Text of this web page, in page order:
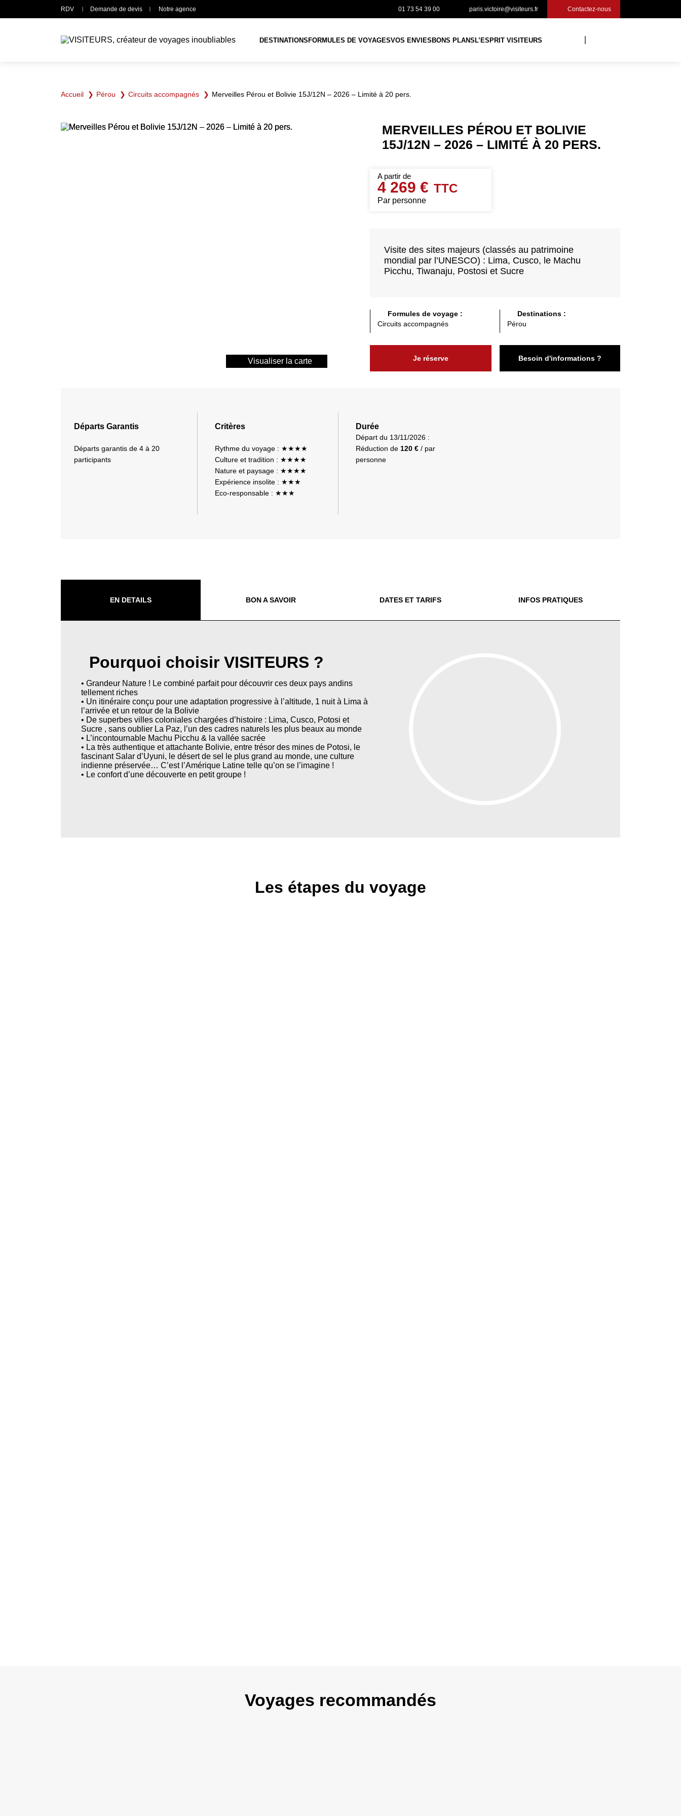
RDV Demande de devis Notre agence 01 73 54 39 00 paris.victoire@visiteurs.fr Contactez-nous
DESTINATIONSFORMULES DE VOYAGESVOS ENVIESBONS PLANSL’ESPRIT VISITEURS
Accueil Pérou Circuits accompagnés Merveilles Pérou et Bolivie 15J/12N – 2026 – Limité à 20 pers.
Visualiser la carte
MERVEILLES PÉROU ET BOLIVIE
15J/12N – 2026 – LIMITÉ À 20 PERS.
4 269 €
Par personne
Visite des sites majeurs (classés au patrimoine
mondial par l’UNESCO) : Lima, Cusco, le Machu
Picchu, Tiwanaju, Postosi et Sucre
Formules de voyage :
Circuits accompagnés
Destinations :
Pérou
Je réserve Besoin d'informations ?
Départs Garantis
Départs garantis de 4 à 20
participants
Critères
Rythme du voyage : ★★★★
Culture et tradition : ★★★★
Nature et paysage : ★★★★
Expérience insolite : ★★★
Eco-responsable : ★★★
Durée
Départ du 13/11/2026 :
Réduction de 120 € / par
personne
EN DETAILS
Pourquoi choisir VISITEURS ?
• Grandeur Nature ! Le combiné parfait pour découvrir ces deux pays andins
tellement riches
• Un itinéraire conçu pour une adaptation progressive à l’altitude, 1 nuit à Lima à
l’arrivée et un retour de la Bolivie
• De superbes villes coloniales chargées d’histoire : Lima, Cusco, Potosi et
Sucre , sans oublier La Paz, l’un des cadres naturels les plus beaux au monde
• L’incontournable Machu Picchu & la vallée sacrée
• La très authentique et attachante Bolivie, entre trésor des mines de Potosi, le
fascinant Salar d’Uyuni, le désert de sel le plus grand au monde, une culture
indienne préservée… C’est l’Amérique Latine telle qu’on se l’imagine !
• Le confort d’une découverte en petit groupe !
Les étapes du voyage
BON A SAVOIR DATES ET TARIFS INFOS PRATIQUES
Voyages recommandés